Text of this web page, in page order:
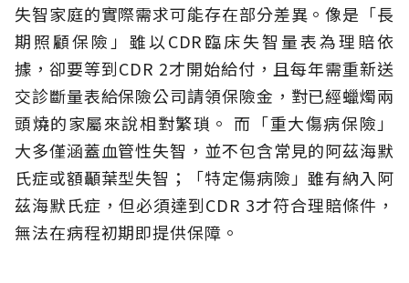
失智家庭的實際需求可能存在部分差異。像是「長
期照顧保險」雖以CDR臨床失智量表為理賠依
據，卻要等到CDR 2才開始給付，且每年需重新送
交診斷量表給保險公司請領保險金，對已經蠟燭兩
頭燒的家屬來說相對繁瑣。 而「重大傷病保險」
大多僅涵蓋血管性失智，並不包含常見的阿茲海默
氏症或額顳葉型失智；「特定傷病險」雖有納入阿
茲海默氏症，但必須達到CDR 3才符合理賠條件，
無法在病程初期即提供保障。